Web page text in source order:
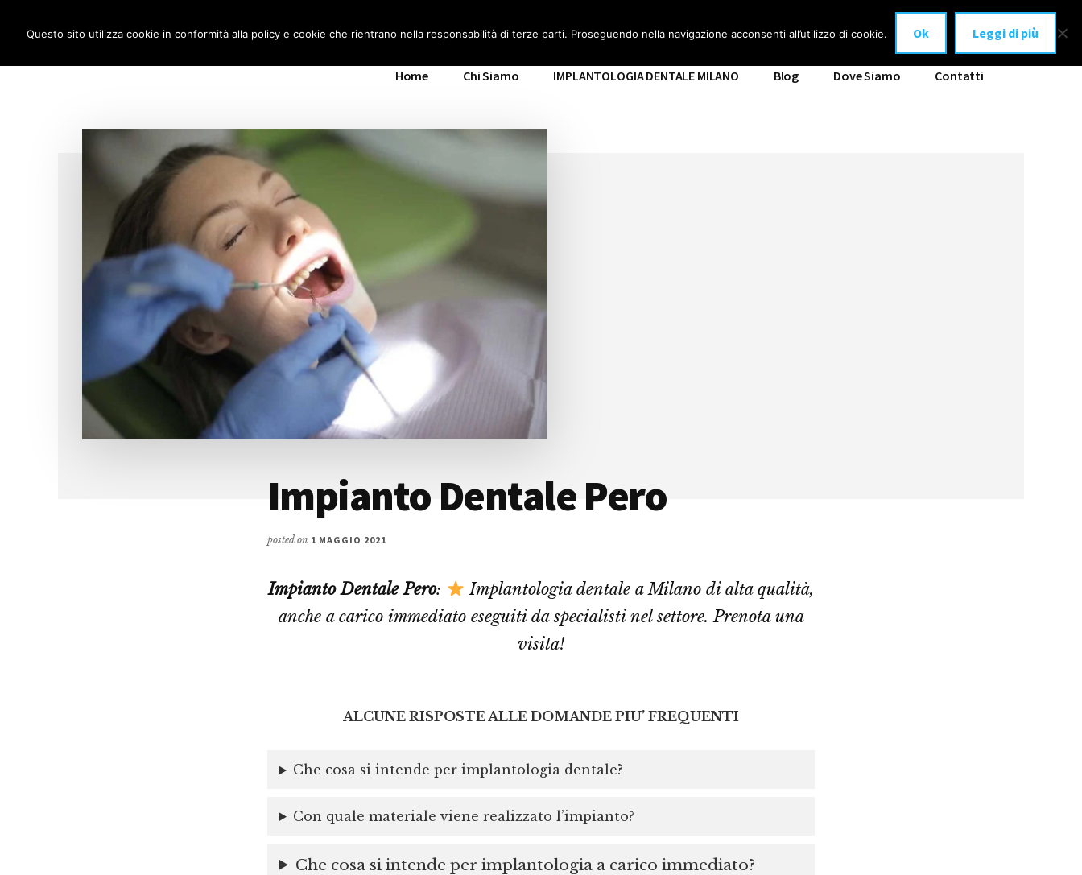
principale
menuIMPLANTOLOGIA DENTALE MILANO
carico
Home Chi Siamo IMPLANTOLOGIA DENTALE MILANO Blog Dove Siamo Contatti
Impianto Dentale Pero
posted on 1 MAGGIO 2021
Impianto Dentale Pero:
Implantologia dentale a Milano di alta qualità,
anche a carico immediato eseguiti da specialisti nel settore. Prenota una
visita!
ALCUNE RISPOSTE ALLE DOMANDE PIU’ FREQUENTI
Che cosa si intende per implantologia dentale?
Con quale materiale viene realizzato l’impianto?
Che cosa si intende per implantologia a carico immediato?
Questo sito utilizza cookie in conformità alla policy e cookie che rientrano nella responsabilità di terze parti. Proseguendo nella navigazione acconsenti all’utilizzo di cookie. Ok Leggi di più